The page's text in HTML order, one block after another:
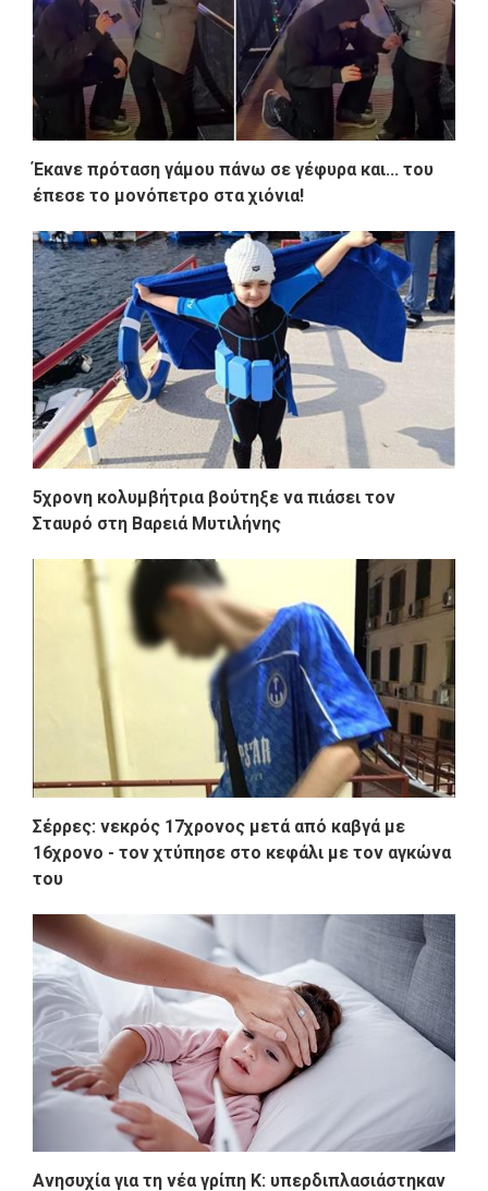
Έκανε πρόταση γάμου πάνω σε γέφυρα και... του
έπεσε το μονόπετρο στα χιόνια!
5χρονη κολυμβήτρια βούτηξε να πιάσει τον
Σταυρό στη Βαρειά Μυτιλήνης
Σέρρες: νεκρός 17χρονος μετά από καβγά με
16χρονο - τον χτύπησε στο κεφάλι με τον αγκώνα
του
Ανησυχία για τη νέα γρίπη Κ: υπερδιπλασιάστηκαν